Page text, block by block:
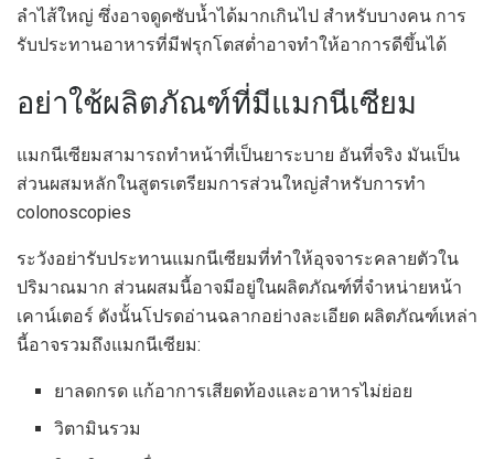
ลำไส้ใหญ่ ซึ่งอาจดูดซับน้ำได้มากเกินไป สำหรับบางคน การ
รับประทานอาหารที่มีฟรุกโตสต่ำอาจทำให้อาการดีขึ้นได้
อย่าใช้ผลิตภัณฑ์ที่มีแมกนีเซียม
แมกนีเซียมสามารถทำหน้าที่เป็นยาระบาย อันที่จริง มันเป็น
ส่วนผสมหลักในสูตรเตรียมการส่วนใหญ่สำหรับการทำ
colonoscopies
ระวังอย่ารับประทานแมกนีเซียมที่ทำให้อุจจาระคลายตัวใน
ปริมาณมาก ส่วนผสมนี้อาจมีอยู่ในผลิตภัณฑ์ที่จำหน่ายหน้า
เคาน์เตอร์ ดังนั้นโปรดอ่านฉลากอย่างละเอียด ผลิตภัณฑ์เหล่า
นี้อาจรวมถึงแมกนีเซียม:
ยาลดกรด แก้อาการเสียดท้องและอาหารไม่ย่อย
วิตามินรวม